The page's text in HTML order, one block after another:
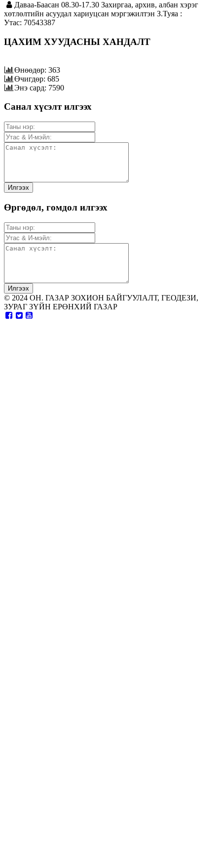
Даваа-Баасан 08.30-17.30 Захиргаа, архив, албан хэрэг
хөтлөлтийн асуудал хариуцсан мэргэжилтэн З.Туяа :
Утас: 70543387
ЦАХИМ ХУУДАСНЫ ХАНДАЛТ
Өнөөдөр: 363
Өчигдөр: 685
Энэ сард: 7590
Санал хүсэлт илгээх
Өргөдөл, гомдол илгээх
© 2024 ОН. ГАЗАР ЗОХИОН БАЙГУУЛАЛТ, ГЕОДЕЗИ,
ЗУРАГ ЗҮЙН ЕРӨНХИЙ ГАЗАР